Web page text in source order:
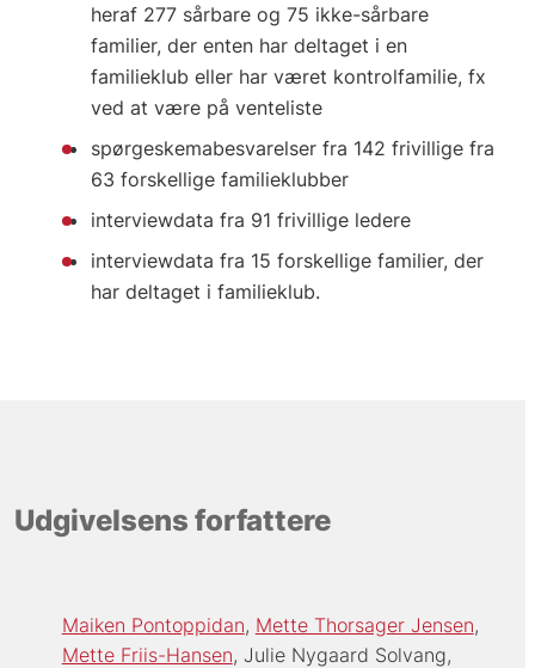
heraf 277 sårbare og 75 ikke-sårbare
familier, der enten har deltaget i en
familieklub eller har været kontrolfamilie, fx
ved at være på venteliste
spørgeskemabesvarelser fra 142 frivillige fra
63 forskellige familieklubber
interviewdata fra 91 frivillige ledere
interviewdata fra 15 forskellige familier, der
har deltaget i familieklub.
Udgivelsens forfattere
Maiken Pontoppidan Mette Thorsager Jensen
Mette Friis-Hansen Julie Nygaard Solvang